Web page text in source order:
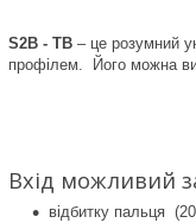
S2B - TB – це розумний
профілем. Його можна
Вхід можливий
відбитку пальця